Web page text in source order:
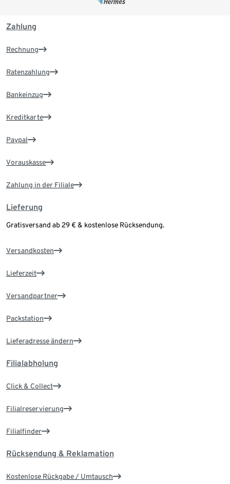
Zahlung
Rechnung
Ratenzahlung
Bankeinzug
Kreditkarte
Paypal
Vorauskasse
Zahlung in der Filiale
Lieferung
Gratisversand ab 29 € & kostenlose Rücksendung.
Versandkosten
Lieferzeit
Versandpartner
Packstation
Lieferadresse ändern
Filialabholung
Click & Collect
Filialreservierung
Filialfinder
Rücksendung & Reklamation
Kostenlose Rückgabe / Umtausch